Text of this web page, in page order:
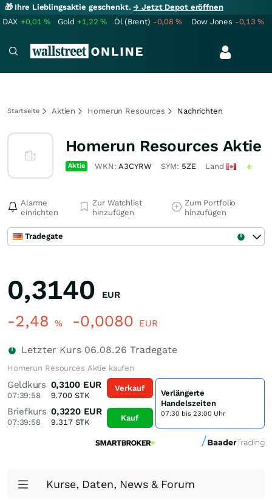
🎁 Ihre Lieblingsaktie geschenkt.→ Jetzt Depot eröffnen
DAX +0,01% Gold +1,22% Öl (Brent) -0,08% Dow Jones -0,13%
Startseite Aktien Homerun Resources Nachrichten
Homerun Resources Aktie
Aktie WKN:A3CYRW SYM: 5ZE Land
Alarme
einrichten
Zur Watchlist
hinzufügen
Zum Portfolio
hinzufügen
Tradegate
0,3140 EUR
-2,48 % -0,0080 EUR
Letzter Kurs 06.08.26 Tradegate
Homerun Resources Aktie kaufen
Geldkurs
07:39:58
0,3100 EUR
9.700STK
Briefkurs
07:39:58
0,3220 EUR
9.317STK
Verkauf
Kauf
Verlängerte
Handelszeiten
07:30 bis 23:00 Uhr
Kurse, Daten, News & Forum